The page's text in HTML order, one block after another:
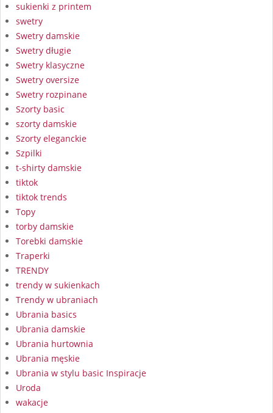
sukienki z printem
swetry
Swetry damskie
Swetry długie
Swetry klasyczne
Swetry oversize
Swetry rozpinane
Szorty basic
szorty damskie
Szorty eleganckie
Szpilki
t-shirty damskie
tiktok
tiktok trends
Topy
torby damskie
Torebki damskie
Traperki
TRENDY
trendy w sukienkach
Trendy w ubraniach
Ubrania basics
Ubrania damskie
Ubrania hurtownia
Ubrania męskie
Ubrania w stylu basic Inspiracje
Uroda
wakacje